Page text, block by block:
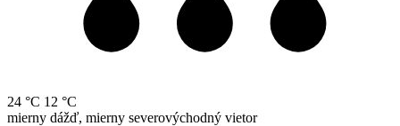
24 °C 12 °C
mierny dážď, mierny severovýchodný vietor